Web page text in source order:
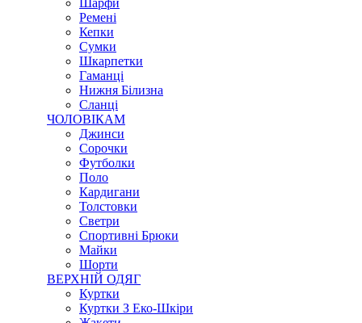
Шарфи
Ремені
Кепки
Сумки
Шкарпетки
Гаманці
Нижня Білизна
Сланці
ЧОЛОВІКАМ
Джинси
Сорочки
Футболки
Поло
Кардигани
Толстовки
Светри
Спортивні Брюки
Майки
Шорти
ВЕРХНІЙ ОДЯГ
Куртки
Куртки З Еко-Шкіри